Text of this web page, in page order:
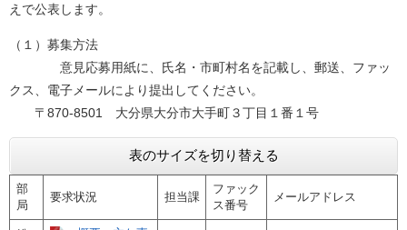
えで公表します。
（１）募集方法
意見応募用紙に、氏名・市町村名を記載し、郵送、ファッ
クス、電子メールにより提出してください。
〒870-8501 大分県大分市大手町３丁目１番１号
表のサイズを切り替える
部
局
要求状況 担当課
ファック
ス番号
メールアドレス